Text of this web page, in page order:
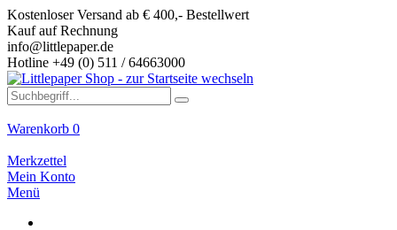
Kostenloser Versand ab € 400,- Bestellwert
Kauf auf Rechnung
info@littlepaper.de
Hotline +49 (0) 511 / 64663000
Warenkorb 0
Merkzettel
Mein Konto
Menü